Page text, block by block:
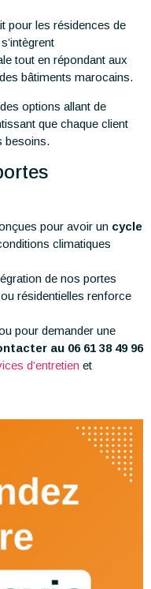
pour les résidences de
tout en répondant aux
bâtiments marocains.
options allant de
que chaque client
besoins.
pour avoir un cycle
climatiques
de nos portes
résidentielles renforce
pour demander une
au 06 61 38 49 96
d’entretien et